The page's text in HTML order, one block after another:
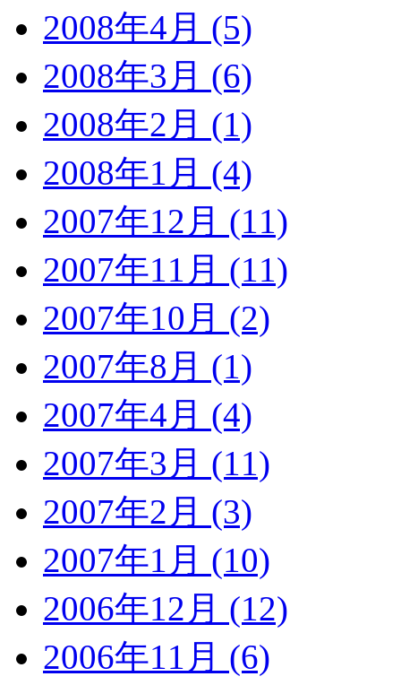
2008年4月 (5)
2008年3月 (6)
2008年2月 (1)
2008年1月 (4)
2007年12月 (11)
2007年11月 (11)
2007年10月 (2)
2007年8月 (1)
2007年4月 (4)
2007年3月 (11)
2007年2月 (3)
2007年1月 (10)
2006年12月 (12)
2006年11月 (6)